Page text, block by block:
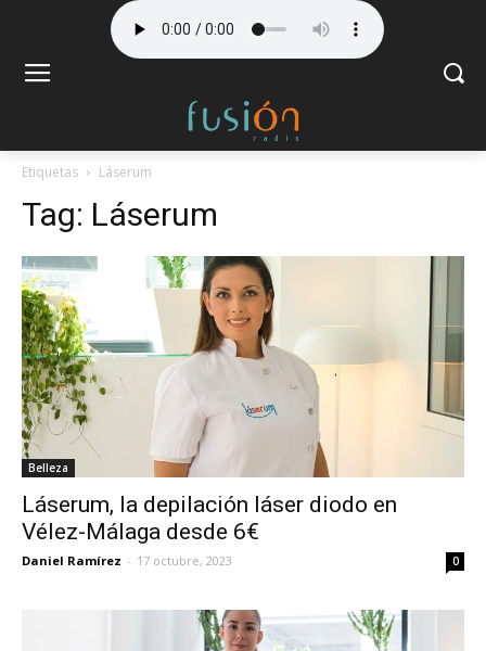
Etiquetas Láserum
Tag: Láserum
Belleza
Láserum, la depilación láser diodo en
Vélez-Málaga desde 6€
Daniel Ramírez - 17 octubre, 2023 0